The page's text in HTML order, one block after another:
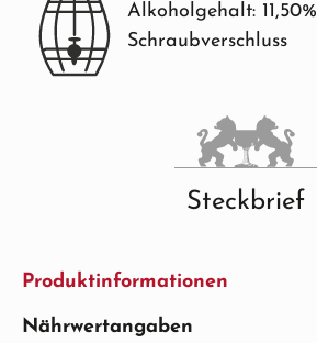
Alkoholgehalt: 11,50%
Schraubverschluss
Steckbrief
Produktinformationen
Nährwertangaben